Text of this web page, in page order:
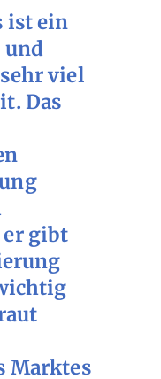
ist ein
und
viel
Das
er gibt
Marktes